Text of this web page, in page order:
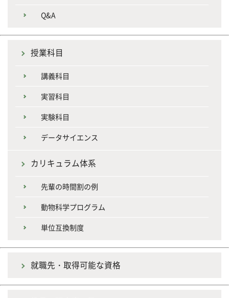
Q&A
授業科目
講義科目
実習科目
実験科目
データサイエンス
カリキュラム体系
先輩の時間割の例
動物科学プログラム
単位互換制度
就職先・取得可能な資格